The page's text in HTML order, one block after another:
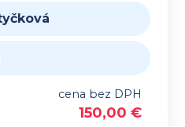
cena bez DPH
150,00 €